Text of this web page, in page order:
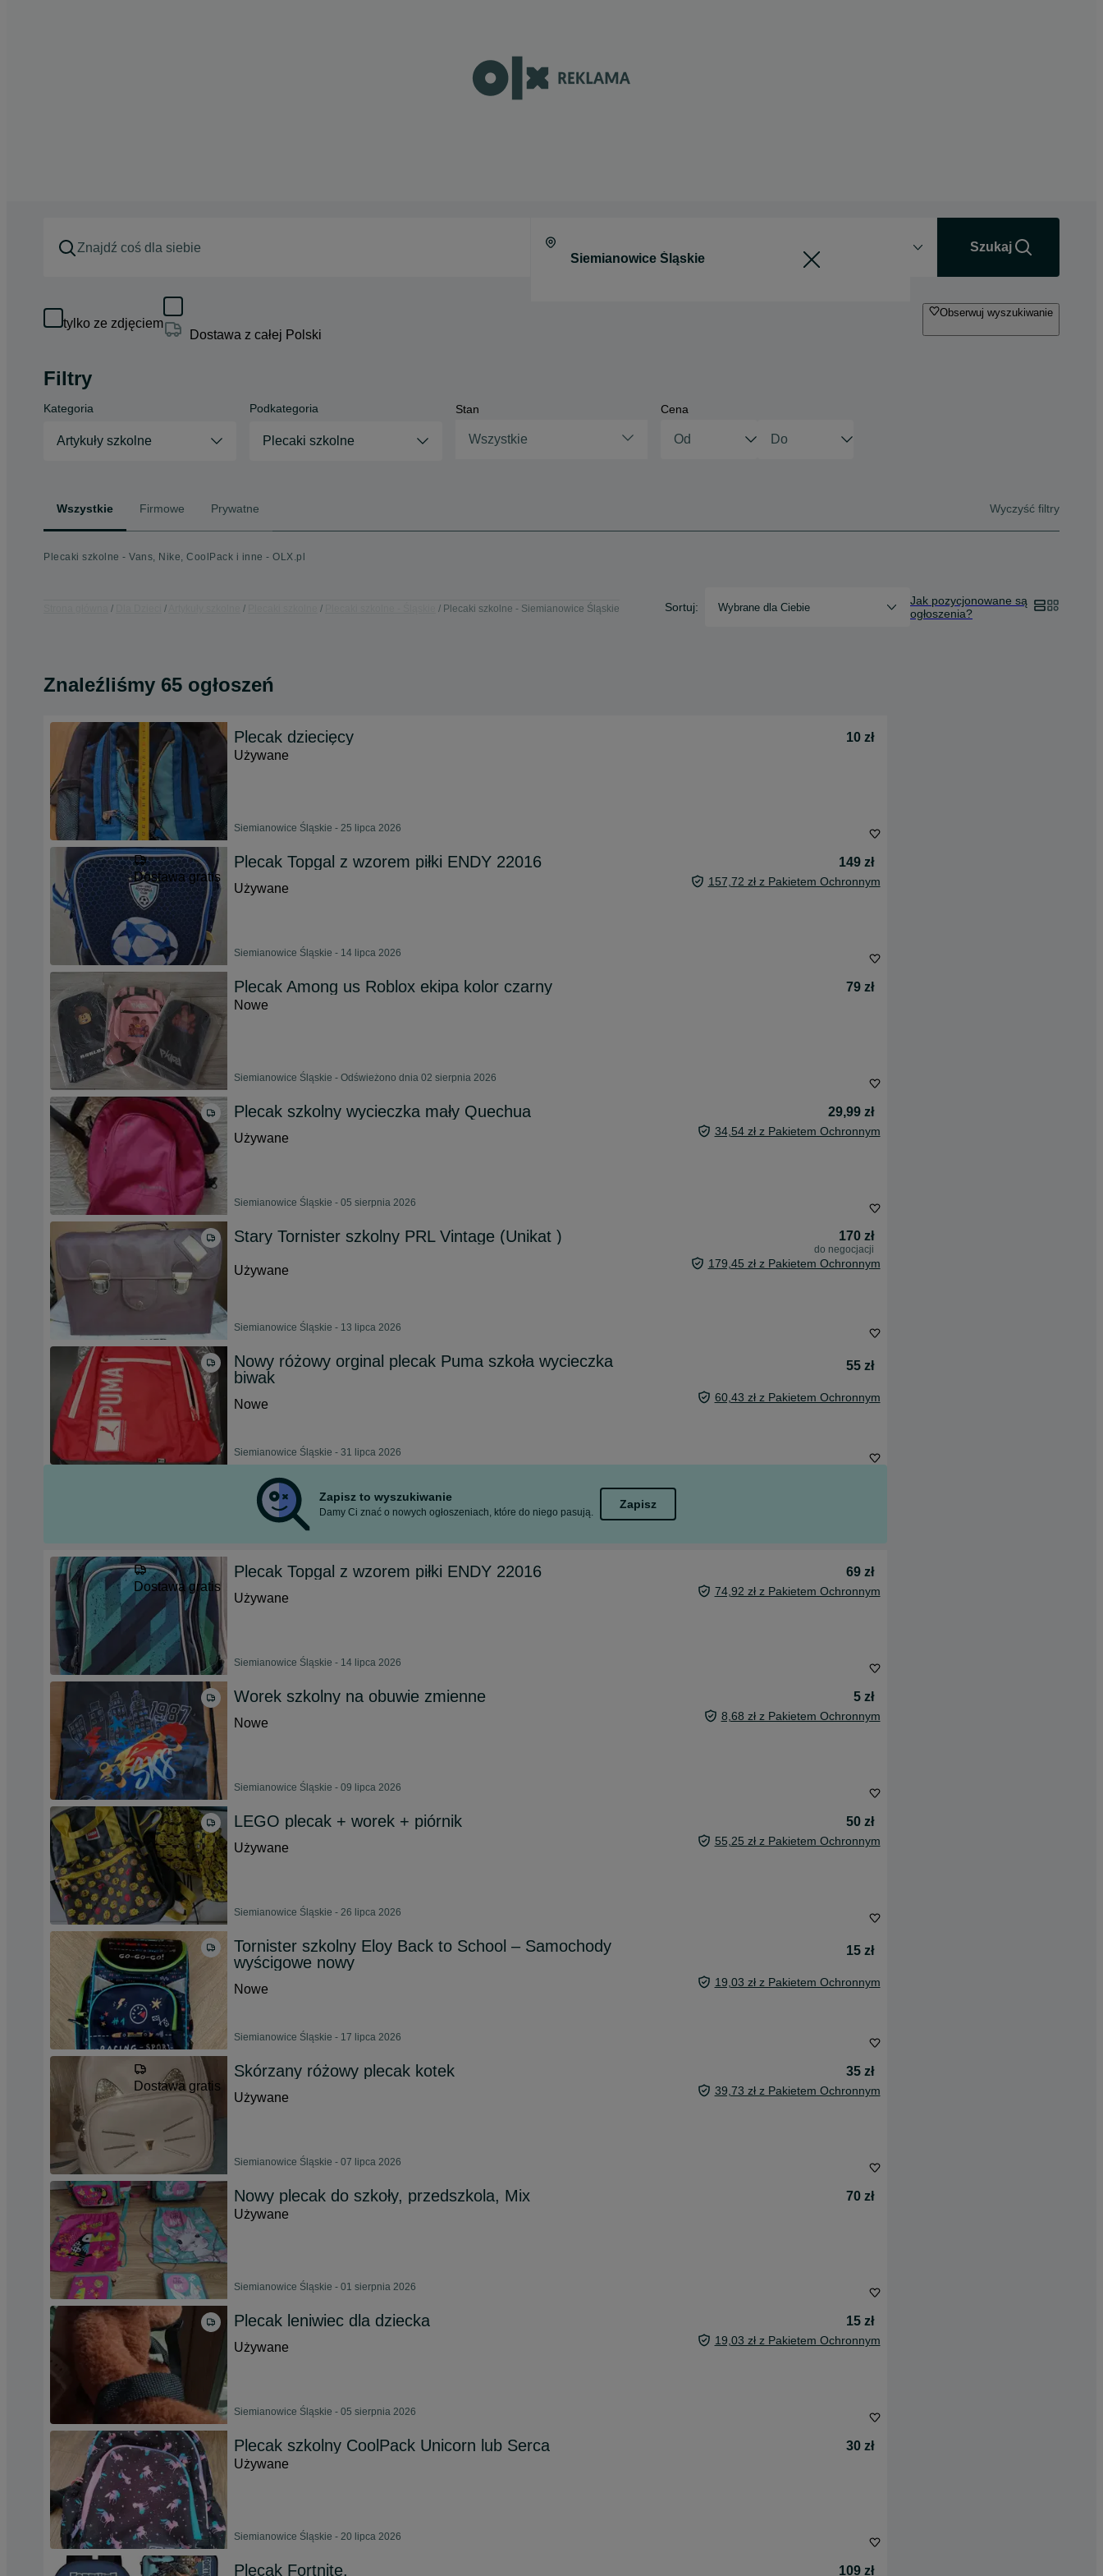
Szukaj
tylko ze zdjęciem
Dostawa z całej Polski
Obserwuj wyszukiwanie
Filtry
Kategoria
Artykuły szkolne
Podkategoria
Plecaki szkolne
Stan
Wszystkie
Cena
Wszystkie Firmowe Prywatne Wyczyść filtry
Plecaki szkolne - Vans, Nike, CoolPack i inne - OLX.pl
Plecaki szkolne - Siemianowice Śląskie Sortuj: Wybrane dla Ciebie
Jak pozycjonowane są
ogłoszenia?
Znaleźliśmy 65 ogłoszeń
Plecak dziecięcy
10 zł
Używane
Siemianowice Śląskie - 25 lipca 2026
Dostawa gratis
Plecak Topgal z wzorem piłki ENDY 22016
149 zł
Używane
157,72 zł z Pakietem Ochronnym
Siemianowice Śląskie - 14 lipca 2026
Plecak Among us Roblox ekipa kolor czarny
79 zł
Nowe
Siemianowice Śląskie - Odświeżono dnia 02 sierpnia 2026
Plecak szkolny wycieczka mały Quechua
29,99 zł
Używane
34,54 zł z Pakietem Ochronnym
Siemianowice Śląskie - 05 sierpnia 2026
Stary Tornister szkolny PRL Vintage (Unikat ) 170 zł
do negocjacji
Używane 179,45 zł z Pakietem Ochronnym
Siemianowice Śląskie - 13 lipca 2026
Nowy różowy orginal plecak Puma szkoła wycieczka
biwak
55 zł
Nowe 60,43 zł z Pakietem Ochronnym
Siemianowice Śląskie - 31 lipca 2026
Zapisz to wyszukiwanie
Damy Ci znać o nowych ogłoszeniach, które do niego pasują.
Zapisz
Dostawa gratis
Plecak Topgal z wzorem piłki ENDY 22016
69 zł
Używane
74,92 zł z Pakietem Ochronnym
Siemianowice Śląskie - 14 lipca 2026
Worek szkolny na obuwie zmienne
5 zł
Nowe
8,68 zł z Pakietem Ochronnym
Siemianowice Śląskie - 09 lipca 2026
LEGO plecak + worek + piórnik
50 zł
Używane
55,25 zł z Pakietem Ochronnym
Siemianowice Śląskie - 26 lipca 2026
Tornister szkolny Eloy Back to School – Samochody
wyścigowe nowy
15 zł
Nowe 19,03 zł z Pakietem Ochronnym
Siemianowice Śląskie - 17 lipca 2026
Dostawa gratis
Skórzany różowy plecak kotek
35 zł
Używane
39,73 zł z Pakietem Ochronnym
Siemianowice Śląskie - 07 lipca 2026
Nowy plecak do szkoły, przedszkola, Mix
70 zł
Używane
Siemianowice Śląskie - 01 sierpnia 2026
Plecak leniwiec dla dziecka
15 zł
Używane
19,03 zł z Pakietem Ochronnym
Siemianowice Śląskie - 05 sierpnia 2026
Plecak szkolny CoolPack Unicorn lub Serca
30 zł
Używane
Siemianowice Śląskie - 20 lipca 2026
Plecak Fortnite. 109 zł